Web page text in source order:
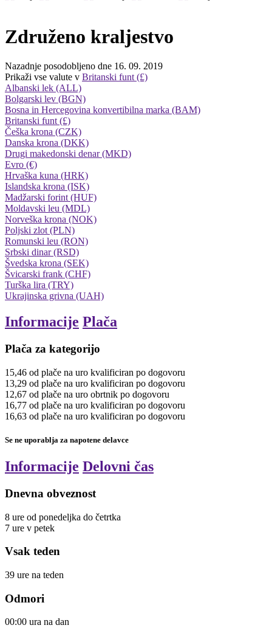
Združeno kraljestvo
Nazadnje posodobljeno dne 16. 09. 2019
Prikaži vse valute v Britanski funt (£)
Albanski lek (ALL)
Bolgarski lev (BGN)
Bosna in Hercegovina konvertibilna marka (BAM)
Britanski funt (£)
Češka krona (CZK)
Danska krona (DKK)
Drugi makedonski denar (MKD)
Evro (€)
Hrvaška kuna (HRK)
Islandska krona (ISK)
Madžarski forint (HUF)
Moldavski leu (MDL)
Norveška krona (NOK)
Poljski zlot (PLN)
Romunski leu (RON)
Srbski dinar (RSD)
Švedska krona (SEK)
Švicarski frank (CHF)
Turška lira (TRY)
Ukrajinska grivna (UAH)
Informacije Plača
Plača za kategorijo
15,46 od plače na uro kvalificiran po dogovoru
13,29 od plače na uro kvalificiran po dogovoru
12,67 od plače na uro obrtnik po dogovoru
16,77 od plače na uro kvalificiran po dogovoru
16,63 od plače na uro kvalificiran po dogovoru
Se ne uporablja za napotene delavce
Informacije Delovni čas
Dnevna obveznost
8 ure od ponedeljka do četrtka
7 ure v petek
Vsak teden
39 ure na teden
Odmori
00:00 ura na dan